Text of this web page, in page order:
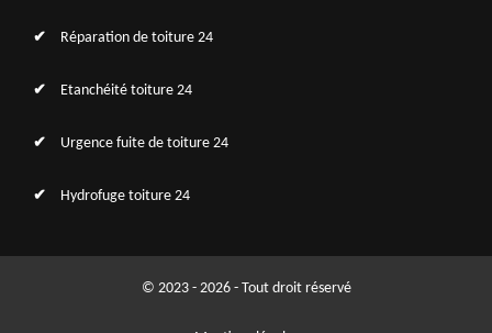
Réparation de toiture 24
Etanchéité toiture 24
Urgence fuite de toiture 24
Hydrofuge toiture 24
© 2023 - 2026 - Tout droit réservé